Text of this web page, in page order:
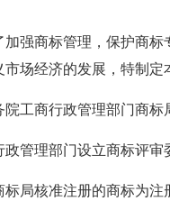
商标管理，保护商标专
市场经济的发展，特制定
商行政管理部门商标
理部门设立商标评审
核准注册的商标为注册